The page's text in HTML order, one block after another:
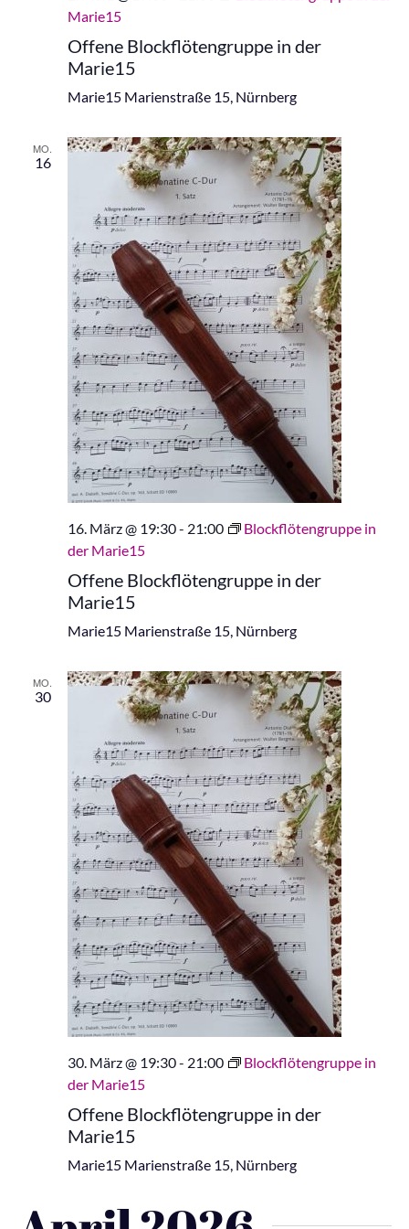
Marie15
Offene Blockflötengruppe in der
Marie15
Marie15 Marienstraße 15, Nürnberg
MO.
16
16. März @ 19:30- 21:00
Blockflötengruppe in
der Marie15
Offene Blockflötengruppe in der
Marie15
Marie15 Marienstraße 15, Nürnberg
MO.
30
30. März @ 19:30- 21:00
Blockflötengruppe in
der Marie15
Offene Blockflötengruppe in der
Marie15
Marie15 Marienstraße 15, Nürnberg